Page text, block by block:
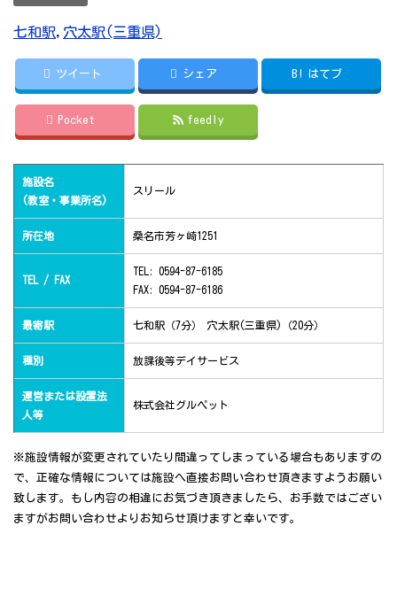
七和駅, 穴太駅(三重県)
ツイート シェア B! はてブ
Pocket feedly
施設名
(教室・事業所名)
スリール
所在地 桑名市芳ヶ崎1251
TEL / FAX
TEL: 0594-87-6185
FAX: 0594-87-6186
最寄駅 七和駅（7分） 穴太駅(三重県)（20分）
種別 放課後等デイサービス
運営または設置法
人等
株式会社グルペット
※施設情報が変更されていたり間違ってしまっている場合もありますの
で、正確な情報については施設へ直接お問い合わせ頂きますようお願い
致します。もし内容の相違にお気づき頂きましたら、お手数ではござい
ますがお問い合わせよりお知らせ頂けますと幸いです。